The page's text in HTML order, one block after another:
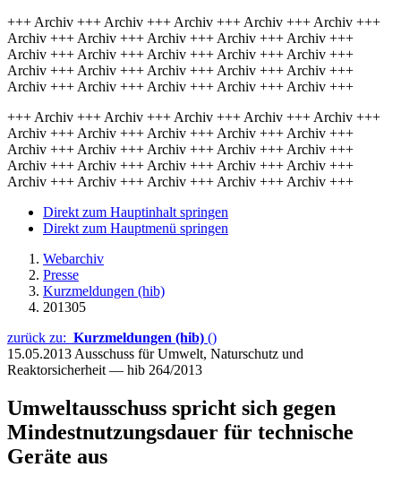
+++ Archiv +++ Archiv +++ Archiv +++ Archiv +++ Archiv +++
Archiv +++ Archiv +++ Archiv +++ Archiv +++ Archiv +++
Archiv +++ Archiv +++ Archiv +++ Archiv +++ Archiv +++
Archiv +++ Archiv +++ Archiv +++ Archiv +++ Archiv +++
Archiv +++ Archiv +++ Archiv +++ Archiv +++ Archiv +++
+++ Archiv +++ Archiv +++ Archiv +++ Archiv +++ Archiv +++
Archiv +++ Archiv +++ Archiv +++ Archiv +++ Archiv +++
Archiv +++ Archiv +++ Archiv +++ Archiv +++ Archiv +++
Archiv +++ Archiv +++ Archiv +++ Archiv +++ Archiv +++
Archiv +++ Archiv +++ Archiv +++ Archiv +++ Archiv +++
Direkt zum Hauptinhalt springen
Direkt zum Hauptmenü springen
Webarchiv
Presse
Kurzmeldungen (hib)
201305
zurück zu: Kurzmeldungen (hib) ()
15.05.2013 Ausschuss für Umwelt, Naturschutz und
Reaktorsicherheit — hib 264/2013
Umweltausschuss spricht sich gegen
Mindestnutzungsdauer für technische
Geräte aus